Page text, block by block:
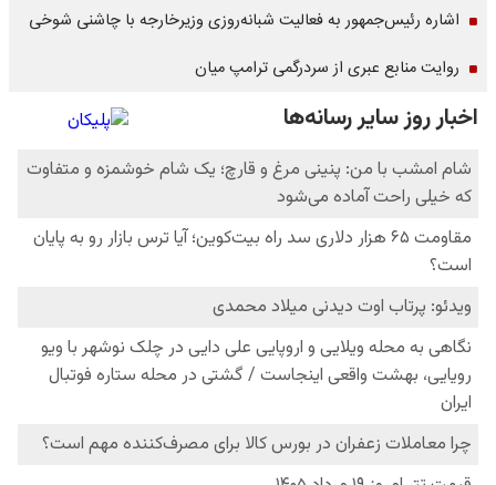
اشاره‌ رئیس‌جمهور به فعالیت شبانه‌روزی وزیر‌خارجه با چاشنی شوخی
روایت منابع عبری از سردرگمی ترامپ میان